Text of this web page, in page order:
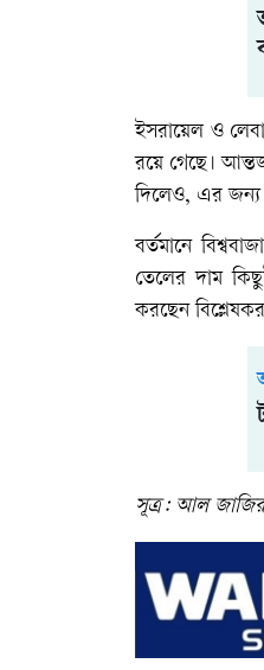
​ইসরায়েল ও
রয়ে গেছে।
দিলেও, এর জন্য
​বর্তমানে
তেলের দাম
করছেন
সূত্র: আল